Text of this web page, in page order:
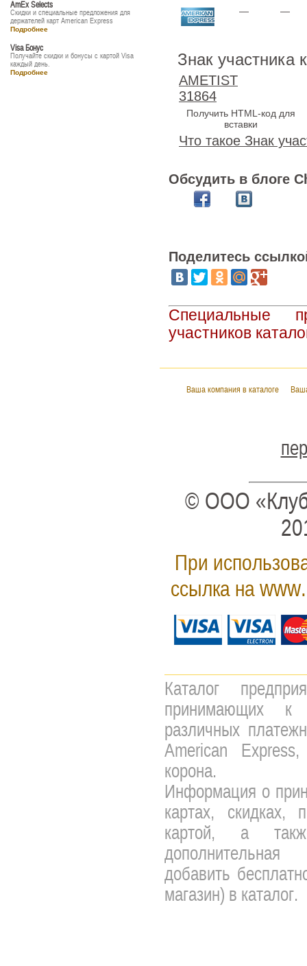
AmEx Selects
Скидки и специальные предложения для
держателей карт American Express
Подробнее
Visa Бонус
Получайте скидки и бонусы с картой Visa
каждый день.
Подробнее
— —
Знак участника
AMETIST
31864
Получить HTML-код для
вставки
Что такое Знак
Обсудить в блоге
Поделитесь
Специальные
участников
Ваша компания в каталоге
© ООО
При
ссылка на
Каталог
принимающих к
различных
American
корона.
Информация о
картах, скидках,
картой, а
добавить
магазин) в каталог.